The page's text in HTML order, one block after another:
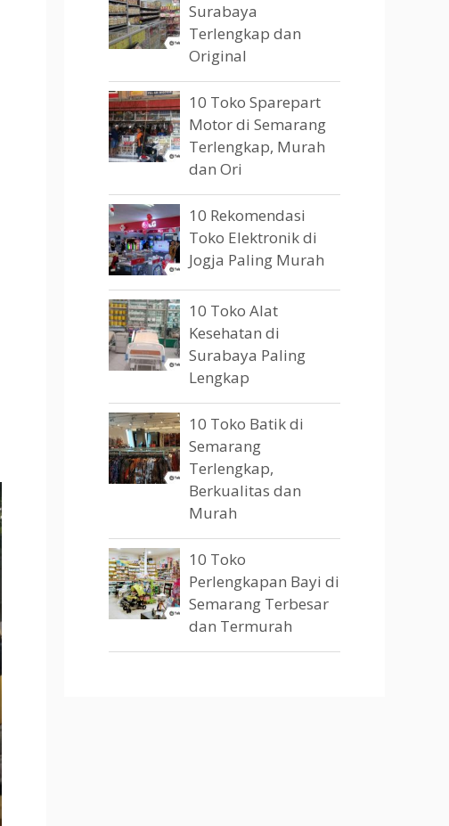
Surabaya
Terlengkap dan
Original
10 Toko Sparepart
Motor di Semarang
Terlengkap, Murah
dan Ori
10 Rekomendasi
Toko Elektronik di
Jogja Paling Murah
10 Toko Alat
Kesehatan di
Surabaya Paling
Lengkap
10 Toko Batik di
Semarang
Terlengkap,
Berkualitas dan
Murah
10 Toko
Perlengkapan Bayi di
Semarang Terbesar
dan Termurah